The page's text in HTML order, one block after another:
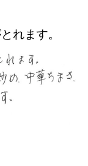
れます。